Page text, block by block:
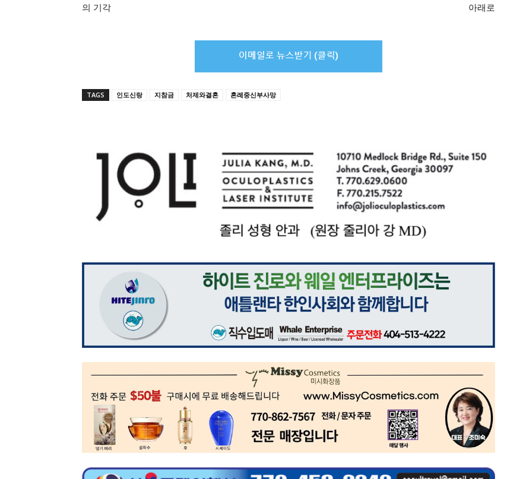
의 기각
아래로
TAGS 인도신랑 지참금 처제와결혼 혼례중신부사망